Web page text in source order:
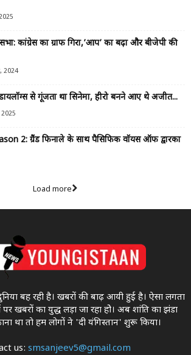
कांग्रेस का ग्राफ गिरा,’आप’ का बढ़ा और बीजेपी की
2024
डायलॉग्स से गूंजता था सिनेमा, हीरो बनने आए थे अजीत...
2: ग्रैंड फिनाले के साथ पैसिफिक वॉयस ऑफ द्वारका
Load more
बह रही है। खबरों की बाढ़ आयी हुई है। ऐसा लगता
खबरों का युद्ध लड़ा जा रहा होे। अब शांति का झंडा
था ताे हम लोगों ने 'दी यंगिस्तान' शुरू किया।
us: smsanjeev5@gmail.com